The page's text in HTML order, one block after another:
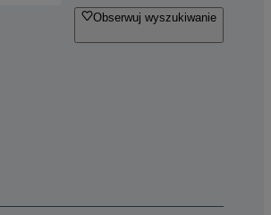
Obserwuj wyszukiwanie